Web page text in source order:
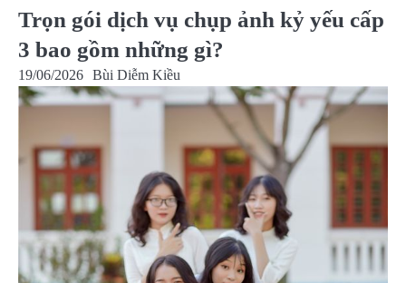
Trọn gói dịch vụ chụp ảnh kỷ yếu cấp
3 bao gồm những gì?
19/06/2026 Bùi Diễm Kiều